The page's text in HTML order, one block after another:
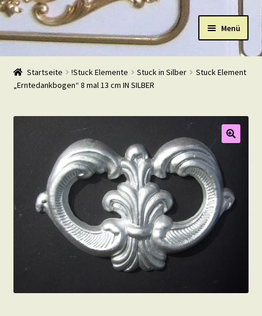
Navigation
Zum
Inhalt
Menü
Start
Shop
Warenkorb
Beispiele
Startseite !Stuck Elemente Stuck in Silber
Stuck Element
„Erntedankbogen“ 8 mal 13 cm IN SILBER